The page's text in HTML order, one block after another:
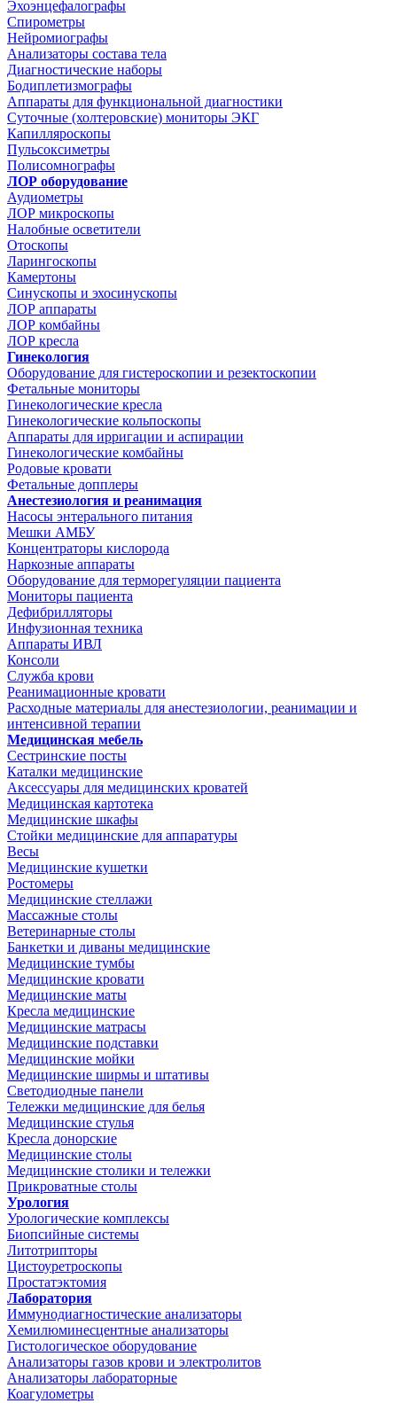
Эхоэнцефалографы
Спирометры
Нейромиографы
Анализаторы состава тела
Диагностические наборы
Бодиплетизмографы
Аппараты для функциональной диагностики
Суточные (холтеровские) мониторы ЭКГ
Капилляроскопы
Пульсоксиметры
Полисомнографы
ЛОР оборудование
Аудиометры
ЛОР микроскопы
Налобные осветители
Отоскопы
Ларингоскопы
Камертоны
Синускопы и эхосинускопы
ЛОР аппараты
ЛОР комбайны
ЛОР кресла
Гинекология
Оборудование для гистероскопии и резектоскопии
Фетальные мониторы
Гинекологические кресла
Гинекологические кольпоскопы
Аппараты для ирригации и аспирации
Гинекологические комбайны
Родовые кровати
Фетальные допплеры
Анестезиология и реанимация
Насосы энтерального питания
Мешки АМБУ
Концентраторы кислорода
Наркозные аппараты
Оборудование для терморегуляции пациента
Мониторы пациента
Дефибрилляторы
Инфузионная техника
Аппараты ИВЛ
Консоли
Служба крови
Реанимационные кровати
Расходные материалы для анестезиологии, реанимации и
интенсивной терапии
Медицинская мебель
Сестринские посты
Каталки медицинские
Аксессуары для медицинских кроватей
Медицинская картотека
Медицинские шкафы
Стойки медицинские для аппаратуры
Весы
Медицинские кушетки
Ростомеры
Медицинские стеллажи
Массажные столы
Ветеринарные столы
Банкетки и диваны медицинские
Медицинские тумбы
Медицинские кровати
Медицинские маты
Кресла медицинские
Медицинские матрасы
Медицинские подставки
Медицинские мойки
Медицинские ширмы и штативы
Светодиодные панели
Тележки медицинские для белья
Медицинские стулья
Кресла донорские
Медицинские столы
Медицинские столики и тележки
Прикроватные столы
Урология
Урологические комплексы
Биопсийные системы
Литотрипторы
Цистоуретроскопы
Простатэктомия
Лаборатория
Иммунодиагностические анализаторы
Хемилюминесцентные анализаторы
Гистологическое оборудование
Анализаторы газов крови и электролитов
Анализаторы лабораторные
Коагулометры